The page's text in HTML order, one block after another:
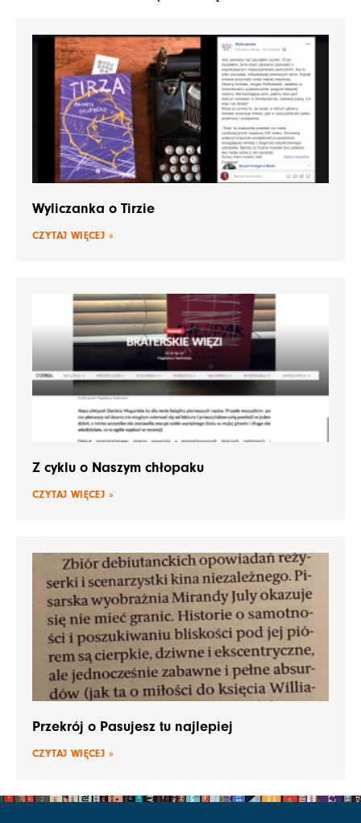
Wyliczanka o Tirzie
CZYTAJ WIĘCEJ »
Z cyklu o Naszym chłopaku
CZYTAJ WIĘCEJ »
Przekrój o Pasujesz tu najlepiej
CZYTAJ WIĘCEJ »